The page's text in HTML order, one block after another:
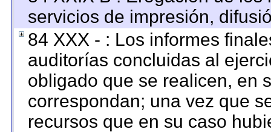
servicios de impresión,
84 XXX - : Los informes
auditorías concluidas al
obligado que se realicen, en
correspondan; una vez que
recursos que en su caso